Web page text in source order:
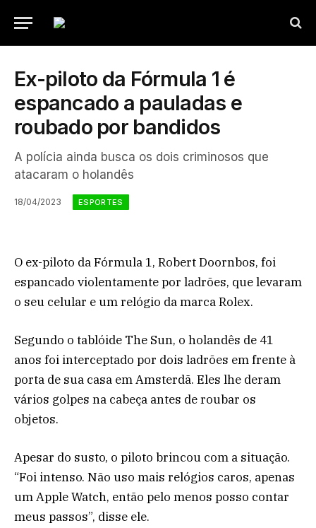
Ex-piloto da Fórmula 1 é
espancado a pauladas e
roubado por bandidos
A polícia ainda busca os dois criminosos que
atacaram o holandês
18/04/2023 ESPORTES
O ex-piloto da Fórmula 1, Robert Doornbos, foi
espancado violentamente por ladrões, que levaram
o seu celular e um relógio da marca Rolex.
Segundo o tablóide The Sun, o holandês de 41
anos foi interceptado por dois ladrões em frente à
porta de sua casa em Amsterdã. Eles lhe deram
vários golpes na cabeça antes de roubar os
objetos.
Apesar do susto, o piloto brincou com a situação.
“Foi intenso. Não uso mais relógios caros, apenas
um Apple Watch, então pelo menos posso contar
meus passos”, disse ele.